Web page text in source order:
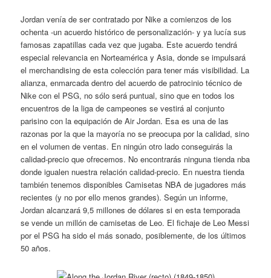
Jordan venía de ser contratado por Nike a comienzos de los
ochenta -un acuerdo histórico de personalización- y ya lucía sus
famosas zapatillas cada vez que jugaba. Este acuerdo tendrá
especial relevancia en Norteamérica y Asia, donde se impulsará
el merchandising de esta colección para tener más visibilidad. La
alianza, enmarcada dentro del acuerdo de patrocinio técnico de
Nike con el PSG, no sólo será puntual, sino que en todos los
encuentros de la liga de campeones se vestirá al conjunto
parisino con la equipación de Air Jordan. Esa es una de las
razonas por la que la mayoría no se preocupa por la calidad, sino
en el volumen de ventas. En ningún otro lado conseguirás la
calidad-precio que ofrecemos. No encontrarás ninguna tienda nba
donde igualen nuestra relación calidad-precio. En nuestra tienda
también tenemos disponibles Camisetas NBA de jugadores más
recientes (y no por ello menos grandes). Según un informe,
Jordan alcanzará 9,5 millones de dólares si en esta temporada
se vende un millón de camisetas de Leo. El fichaje de Leo Messi
por el PSG ha sido el más sonado, posiblemente, de los últimos
50 años.